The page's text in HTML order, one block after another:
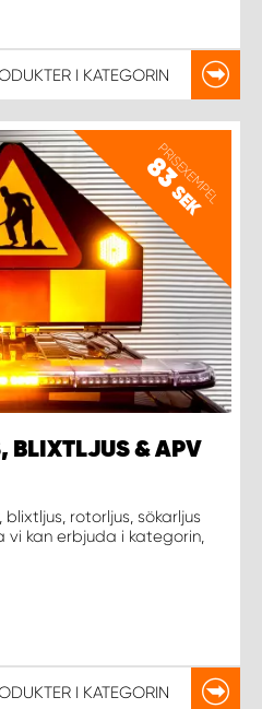
I KATEGORIN
PRISEXEMPEL
83
SEK
BLIXTLJUS & APV
rotorljus, sökarljus
kan erbjuda i kategorin,
I KATEGORIN